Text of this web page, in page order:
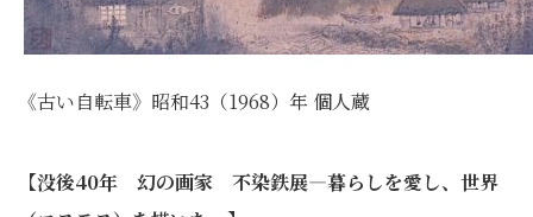
《古い自転車》昭和43（1968）年 個人蔵
【没後40年 幻の画家 不染鉄展―暮らしを愛し、世界